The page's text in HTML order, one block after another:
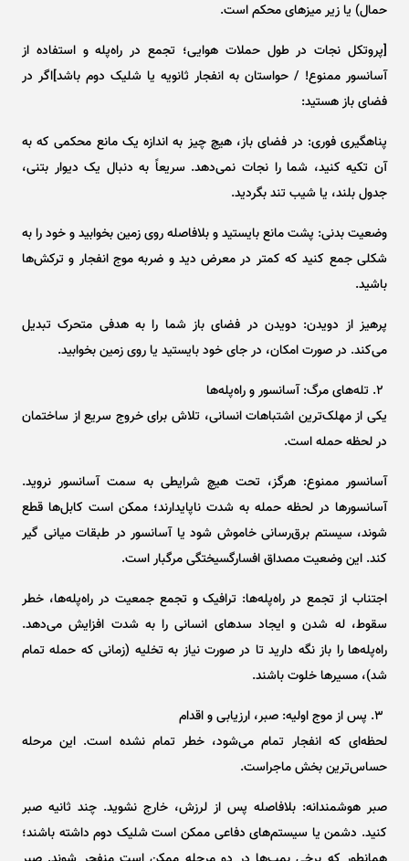
حمال) یا زیر میز‌های محکم است.
[پروتکل نجات در طول حملات هوایی؛ تجمع در راه‌پله و استفاده از
آسانسور ممنوع! / حواستان به انفجار ثانویه یا شلیک دوم باشد]اگر در
فضای باز هستید:
پناهگیری فوری: در فضای باز، هیچ چیز به اندازه یک مانع محکمی که به
آن تکیه کنید، شما را نجات نمی‌دهد. سریعاً به دنبال یک دیوار بتنی،
جدول بلند، یا شیب تند بگردید.
وضعیت بدنی: پشت مانع بایستید و بلافاصله روی زمین بخوابید و خود را به
شکلی جمع کنید که کمتر در معرض دید و ضربه موج انفجار و ترکش‌ها
باشید.
پرهیز از دویدن: دویدن در فضای باز شما را به هدفی متحرک تبدیل
می‌کند. در صورت امکان، در جای خود بایستید یا روی زمین بخوابید.
یکی از مهلک‌ترین اشتباهات انسانی، تلاش برای خروج سریع از ساختمان
در لحظه حمله است.
آسانسور ممنوع: هرگز، تحت هیچ شرایطی به سمت آسانسور نروید.
آسانسور‌ها در لحظه حمله به شدت ناپایدارند؛ ممکن است کابل‌ها قطع
شوند، سیستم برق‌رسانی خاموش شود یا آسانسور در طبقات میانی گیر
کند. این وضعیت مصداق افسارگسیختگی مرگبار است.
اجتناب از تجمع در راه‌پله‌ها: ترافیک و تجمع جمعیت در راه‌پله‌ها، خطر
سقوط، له شدن و ایجاد سد‌های انسانی را به شدت افزایش می‌دهد.
راه‌پله‌ها را باز نگه دارید تا در صورت نیاز به تخلیه (زمانی که حمله تمام
شد)، مسیر‌ها خلوت باشند.
لحظه‌ای که انفجار تمام می‌شود، خطر تمام نشده است. این مرحله
حساس‌ترین بخش ماجراست.
صبر هوشمندانه: بلافاصله پس از لرزش، خارج نشوید. چند ثانیه صبر
کنید. دشمن یا سیستم‌های دفاعی ممکن است شلیک دوم داشته باشند؛